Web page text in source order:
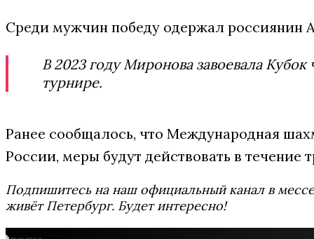
Среди мужчин победу одержал россиянин
В 2023 году Миронова завоевала
турнире.
Ранее сообщалось, что Международная
России, меры будут действовать в течение
Подпишитесь на наш официальный канал в
живёт Петербург. Будет интересно!